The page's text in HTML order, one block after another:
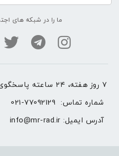
ما را در شبکه های
۷ روز هفته، ۲۴ ساعته پاسخگوی شما هستیم.
شماره تماس: 021-77092129
آدرس ایمیل: info@mr-rad.ir